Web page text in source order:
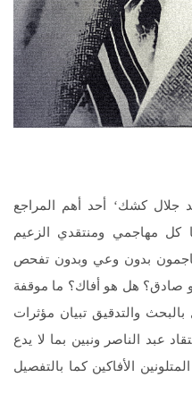
جلال كشك‘ أحد أهم المراجع
كل مهاجمي ومنتقدي الزعيم
بدون وعي وبدون تفحص
صادق؟ هل هو أفاك؟ ما موقفة
والتدقيق تبيان مؤثرات
عبد الناصر ونبين بما لا يدع
الأفاكين كما بالتفصيل